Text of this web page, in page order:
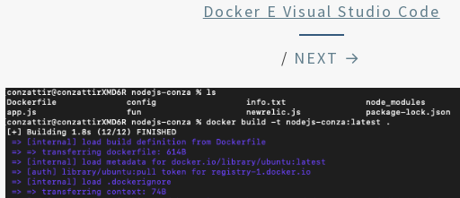
Docker E Visual Studio Code
/ NEXT →